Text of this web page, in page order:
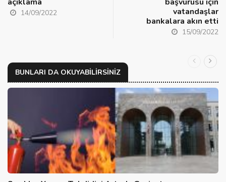
14/09/2022
vatandaşlar
bankalara akın etti
15/09/2022
BUNLARI DA OKUYABILIRSINIZ